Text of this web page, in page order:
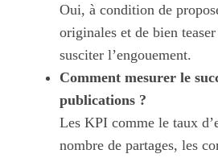
Oui, à condition de
originales et de bien
susciter l’engouement.
Comment mesurer le
publications ?
Les KPI comme le taux
nombre de partages, les